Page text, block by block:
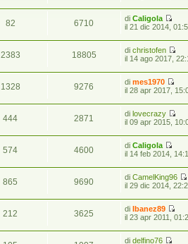
82 6710 diCaligola
il 21 dic 2014,
2383 18805 dichristofen
il 14 ago 2017,
1328 9276 dimes1970
il 28 apr 2017,
444 2871 dilovecrazy
il 09 apr 2015,
574 4600 diCaligola
il 14 feb 2014,
865 9690 diCamelKing96
il 29 dic 2014,
212 3625 diIbanez89
il 23 apr 2011,
didelfino76